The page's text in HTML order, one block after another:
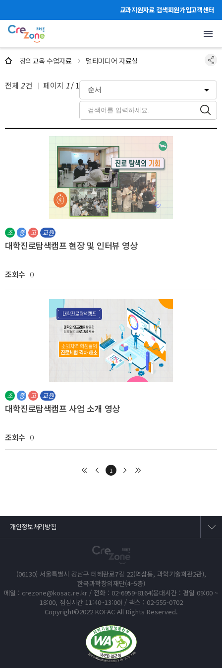
본문 바로가기
주메뉴 바로가기
하단 바로가기교과지원자료 검색회원가입고객센터
멀티미디어 자료실
창의교육 수업자료 멀티미디어 자료실
전체 2건 페이지 1/1
초 중 고 교원
대학진로탐색캠프 현장 및 인터뷰 영상
조회수 0
초 중 고 교원
대학진로탐색캠프 사업 소개 영상
조회수 0
1
개인정보처리방침
(06130) 서울특별시 강남구 테헤란로7길 22(역삼동, 과학기술회관2관),
한국과학창의재단(4~5층)
메일 : crezone@kosac.re.kr / 전화 : 02-6959-8164(응대시간 : 평일 09:00 ~
18:00, 점심시간 11:40~13:00) / 팩스 : 02-555-0702
Copyright©2022 KOFAC All Rights Reserved.